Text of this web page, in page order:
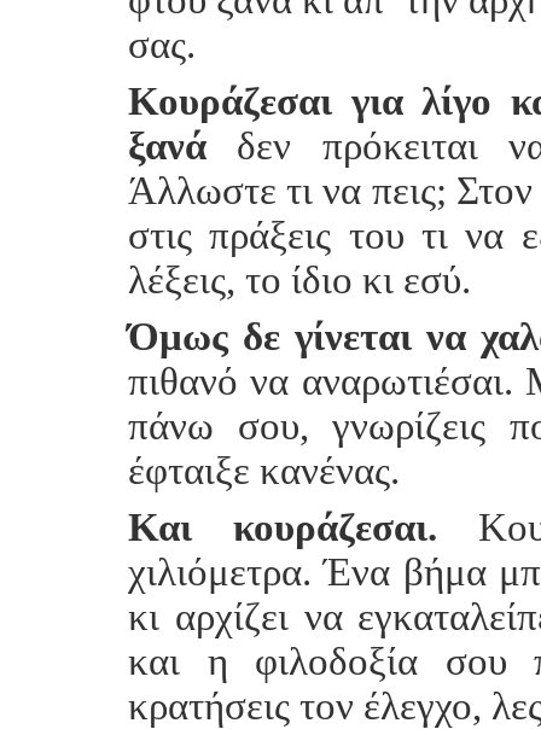
σας.
Κουράζεσαι για λίγο
ξανά δεν πρόκειται
Άλλωστε τι να πεις;
στις πράξεις του τι να
λέξεις, το ίδιο κι εσύ.
Όμως δε γίνεται να
πιθανό να
πάνω σου, γνωρίζεις
έφταιξε κανένας.
Και κουράζεσαι.
χιλιόμετρα. Ένα βήμα
κι αρχίζει να
και η φιλοδοξία
κρατήσεις τον έλεγχο,